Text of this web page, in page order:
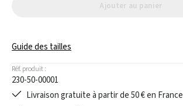
Ajouter au panier
Guide des tailles
Réf. produit :
230-50-00001
Livraison gratuite à partir de 50 € en France